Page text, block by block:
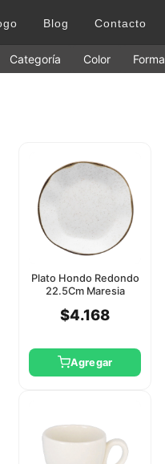
Blog Contacto
Categoría Color Forma
Plato Hondo Redondo
22.5Cm Maresia
$4.168
Agregar